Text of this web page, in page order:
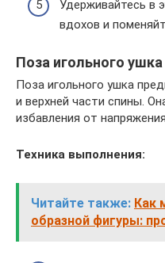
Удерживайтесь в
вдохов и
Поза игольного ушка
Поза игольного ушка
и верхней части спины.
избавления от
Техника выполнения:
Читайте также: Как
образной фигуры: